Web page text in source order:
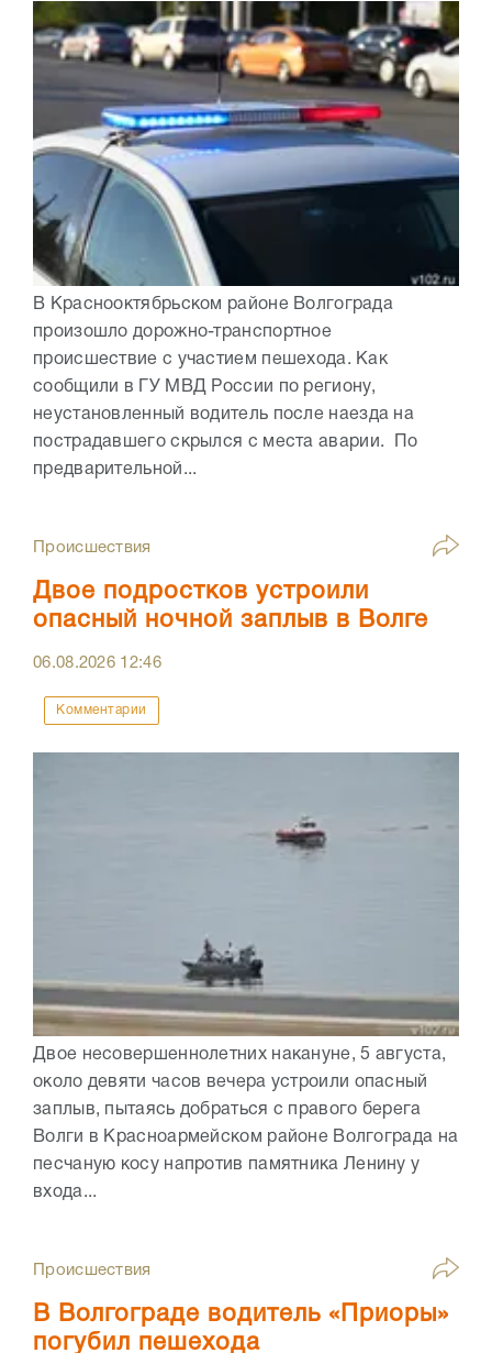
В Краснооктябрьском районе Волгограда
произошло дорожно-транспортное
происшествие с участием пешехода. Как
сообщили в ГУ МВД России по региону,
неустановленный водитель после наезда на
пострадавшего скрылся с места аварии. По
предварительной...
Происшествия
Двое подростков устроили
опасный ночной заплыв в Волге
06.08.2026 12:46
Комментарии
Двое несовершеннолетних накануне, 5 августа,
около девяти часов вечера устроили опасный
заплыв, пытаясь добраться с правого берега
Волги в Красноармейском районе Волгограда на
песчаную косу напротив памятника Ленину у
входа...
Происшествия
В Волгограде водитель «Приоры»
погубил пешехода